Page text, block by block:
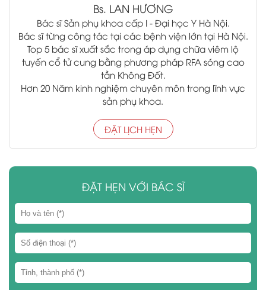
Bs. LAN HƯƠNG
Bác sĩ Sản phụ khoa cấp I - Đại học Y Hà Nội.
Bác sĩ từng công tác tại các bệnh viện lớn tại Hà Nội.
Top 5 bác sĩ xuất sắc trong áp dụng chữa viêm lộ
tuyến cổ tử cung bằng phương pháp RFA sóng cao
tần Không Đốt.
Hơn 20 Năm kinh nghiệm chuyên môn trong lĩnh vực
sản phụ khoa.
ĐẶT LỊCH HẸN
ĐẶT HẸN VỚI BÁC SĨ